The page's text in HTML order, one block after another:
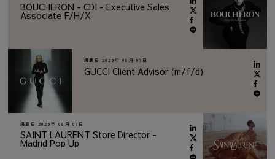
BOUCHERON - CDI - Executive Sales
Associate F/H/X
掲載日 2026年 08月 07日
GUCCI Client Advisor (m/f/d)
掲載日 2026年 08月 07日
SAINT LAURENT Store Director -
Madrid Pop Up